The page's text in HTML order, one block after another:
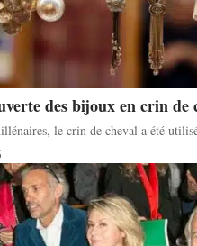
des bijoux en crin de
le crin de cheval a été